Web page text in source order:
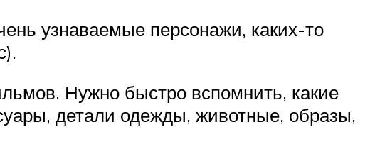
узнаваемые персонажи, каких-то
Нужно быстро вспомнить, какие
детали одежды, животные, образы,